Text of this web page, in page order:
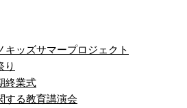
キッズサマープロジェクト
り
終業式
する教育講演会